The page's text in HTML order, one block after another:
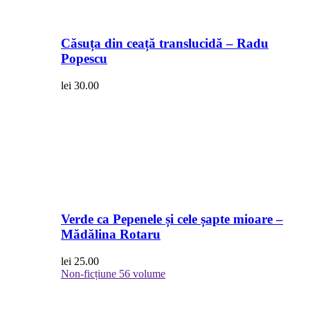
Căsuța din ceață translucidă – Radu
Popescu
lei 30.00
Verde ca Pepenele și cele șapte mioare –
Mădălina Rotaru
lei 25.00
Non-ficțiune 56 volume